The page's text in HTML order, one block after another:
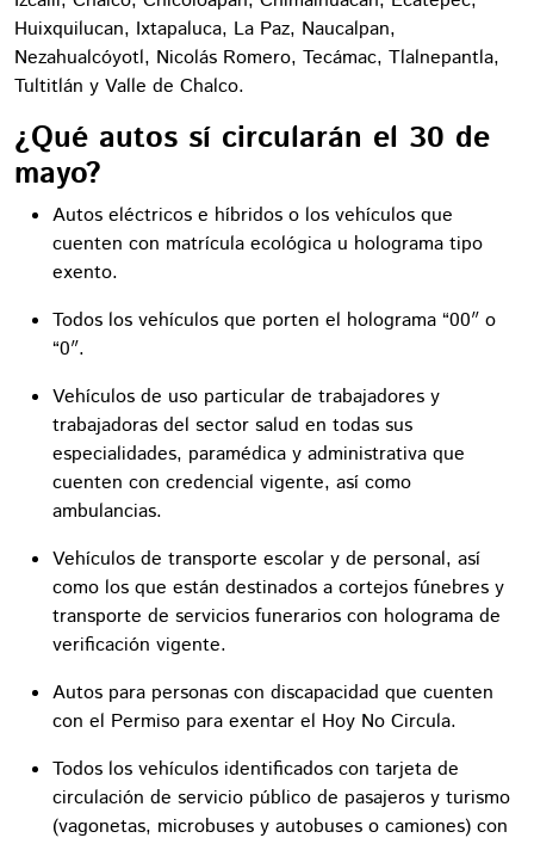
Huixquilucan, Ixtapaluca, La Paz, Naucalpan,
Nezahualcóyotl, Nicolás Romero, Tecámac, Tlalnepantla,
Tultitlán y Valle de Chalco.
¿Qué autos sí circularán el 30 de
mayo?
Autos eléctricos e híbridos o los vehículos que
cuenten con matrícula ecológica u holograma tipo
exento.
Todos los vehículos que porten el holograma “00″ o
“0″.
Vehículos de uso particular de trabajadores y
trabajadoras del sector salud en todas sus
especialidades, paramédica y administrativa que
cuenten con credencial vigente, así como
ambulancias.
Vehículos de transporte escolar y de personal, así
como los que están destinados a cortejos fúnebres y
transporte de servicios funerarios con holograma de
verificación vigente.
Autos para personas con discapacidad que cuenten
con el Permiso para exentar el Hoy No Circula.
Todos los vehículos identificados con tarjeta de
circulación de servicio público de pasajeros y turismo
(vagonetas, microbuses y autobuses o camiones) con